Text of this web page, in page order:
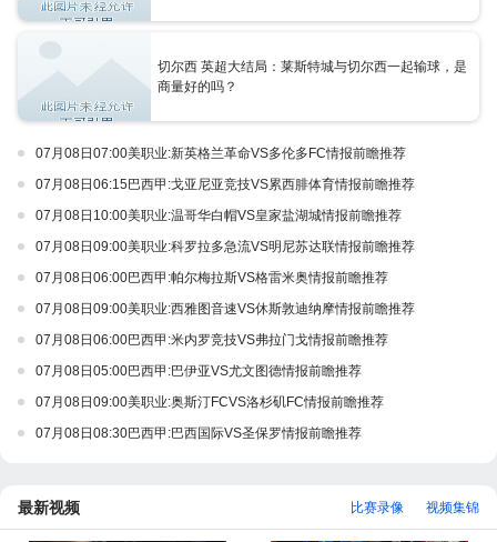
切尔西 英超大结局：莱斯特城与切尔西一起输球，是
商量好的吗？
07月08日07:00美职业:新英格兰革命VS多伦多FC情报前瞻推荐
07月08日06:15巴西甲:戈亚尼亚竞技VS累西腓体育情报前瞻推荐
07月08日10:00美职业:温哥华白帽VS皇家盐湖城情报前瞻推荐
07月08日09:00美职业:科罗拉多急流VS明尼苏达联情报前瞻推荐
07月08日06:00巴西甲:帕尔梅拉斯VS格雷米奥情报前瞻推荐
07月08日09:00美职业:西雅图音速VS休斯敦迪纳摩情报前瞻推荐
07月08日06:00巴西甲:米内罗竞技VS弗拉门戈情报前瞻推荐
07月08日05:00巴西甲:巴伊亚VS尤文图德情报前瞻推荐
07月08日09:00美职业:奥斯汀FCVS洛杉矶FC情报前瞻推荐
07月08日08:30巴西甲:巴西国际VS圣保罗情报前瞻推荐
最新视频 视频集锦
比赛录像